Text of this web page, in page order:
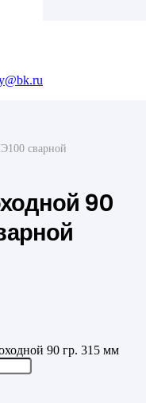
сварной
90
90 гр. 315 мм